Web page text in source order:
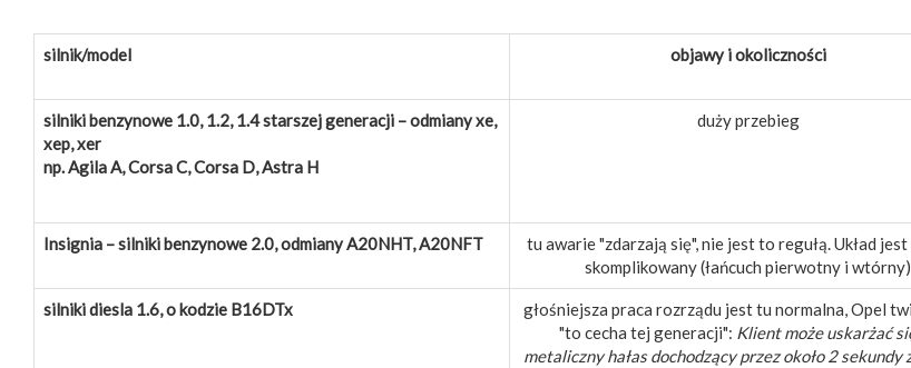
silnik/model objawy i okoliczności
silniki benzynowe 1.0, 1.2, 1.4 starszej generacji – odmiany xe,
xep, xer
np. Agila A, Corsa C, Corsa D, Astra H
duży przebieg
Insignia – silniki benzynowe 2.0, odmiany A20NHT, A20NFT
tu awarie "zdarzają się", nie jest to regułą. Układ
skomplikowany (łańcuch pierwotny i wtórny)
silniki diesla 1.6, o kodzie B16DTx
głośniejsza praca rozrządu jest tu normalna, Opel
"to cecha tej generacji": Klient może uskarżać
metaliczny hałas dochodzący przez około 2 sekundy